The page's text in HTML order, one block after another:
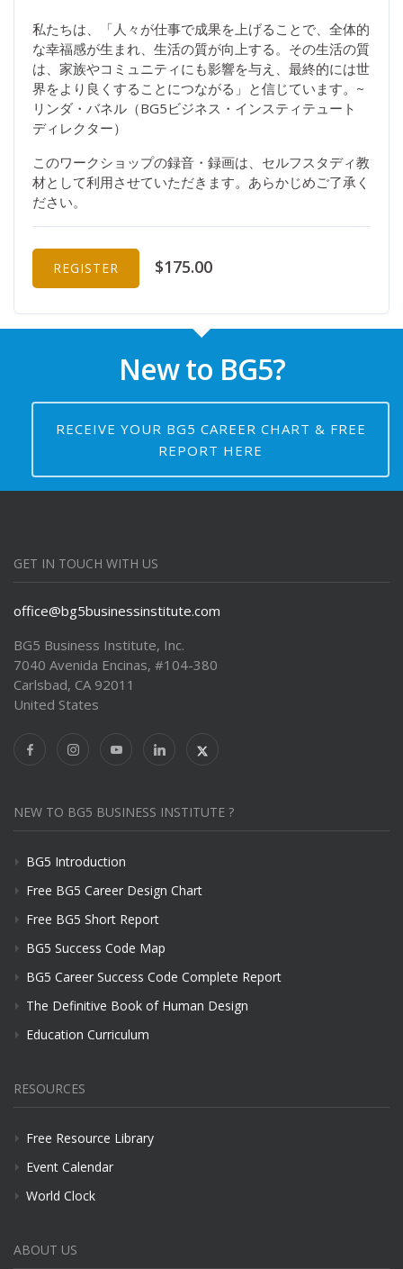
私たちは、「人々が仕事で成果を上げることで、全体的
な幸福感が生まれ、生活の質が向上する。その生活の質
は、家族やコミュニティにも影響を与え、最終的には世
界をより良くすることにつながる」と信じています。~
リンダ・バネル（BG5ビジネス・インスティテュート
ディレクター）
このワークショップの録音・録画は、セルフスタディ教
材として利用させていただきます。あらかじめご了承く
ださい。
REGISTER $175.00
New to BG5?
RECEIVE YOUR BG5 CAREER CHART & FREE
REPORT HERE
GET IN TOUCH WITH US
office@bg5businessinstitute.com
BG5 Business Institute, Inc.
7040 Avenida Encinas, #104-380
Carlsbad, CA 92011
United States
NEW TO BG5 BUSINESS INSTITUTE ?
BG5 Introduction
Free BG5 Career Design Chart
Free BG5 Short Report
BG5 Success Code Map
BG5 Career Success Code Complete Report
The Definitive Book of Human Design
Education Curriculum
RESOURCES
Free Resource Library
Event Calendar
World Clock
ABOUT US